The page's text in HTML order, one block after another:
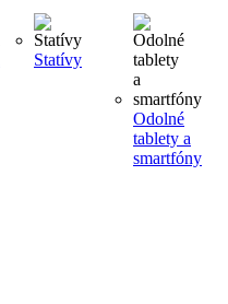
Statívy
Odolné
tablety a
smartfóny